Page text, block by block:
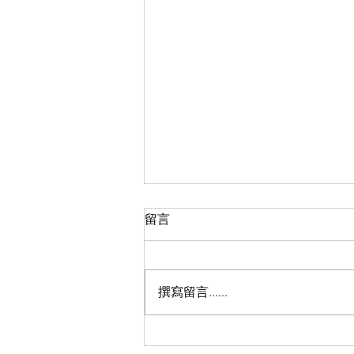
【學測國文寫作秘笈】周紹堂
留言
撰寫留言......